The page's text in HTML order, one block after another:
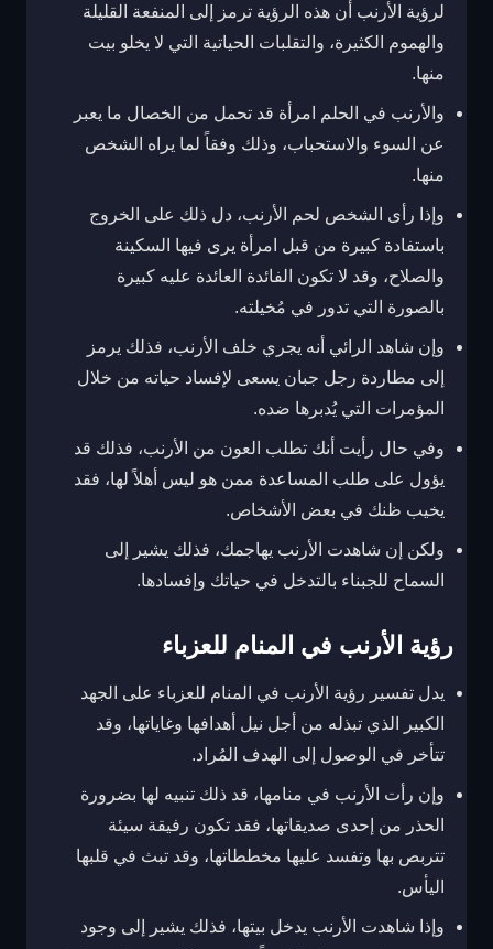
لرؤية الأرنب أن هذه الرؤية ترمز إلى المنفعة القليلة
والهموم الكثيرة، والتقلبات الحياتية التي لا يخلو بيت
منها.
والأرنب في الحلم امرأة قد تحمل من الخصال ما يعبر
عن السوء والاستحباب، وذلك وفقاً لما يراه الشخص
منها.
وإذا رأى الشخص لحم الأرنب، دل ذلك على الخروج
باستفادة كبيرة من قبل امرأة يرى فيها السكينة
والصلاح، وقد لا تكون الفائدة العائدة عليه كبيرة
بالصورة التي تدور في مُخيلته.
وإن شاهد الرائي أنه يجري خلف الأرنب، فذلك يرمز
إلى مطاردة رجل جبان يسعى لإفساد حياته من خلال
المؤمرات التي يُدبرها ضده.
وفي حال رأيت أنك تطلب العون من الأرنب، فذلك قد
يؤول على طلب المساعدة ممن هو ليس أهلاً لها، فقد
يخيب ظنك في بعض الأشخاص.
ولكن إن شاهدت الأرنب يهاجمك، فذلك يشير إلى
السماح للجبناء بالتدخل في حياتك وإفسادها.
رؤية الأرنب في المنام للعزباء
يدل تفسير رؤية الأرنب في المنام للعزباء على الجهد
الكبير الذي تبذله من أجل نيل أهدافها وغاياتها، وقد
تتأخر في الوصول إلى الهدف المُراد.
وإن رأت الأرنب في منامها، قد ذلك تنبيه لها بضرورة
الحذر من إحدى صديقاتها، فقد تكون رفيقة سيئة
تتربص بها وتفسد عليها مخططاتها، وقد تبث في قلبها
اليأس.
وإذا شاهدت الأرنب يدخل بيتها، فذلك يشير إلى وجود